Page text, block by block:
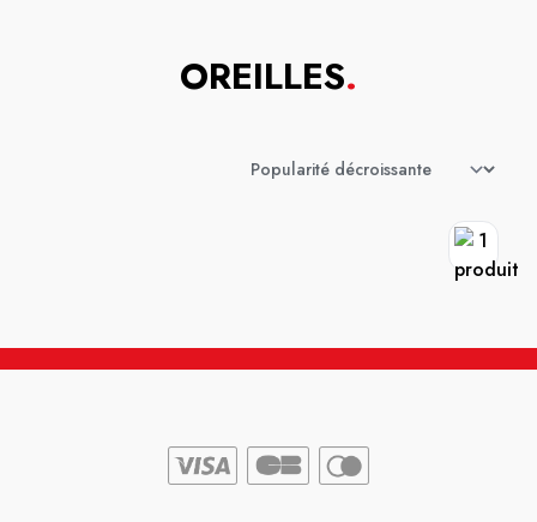
OREILLES.